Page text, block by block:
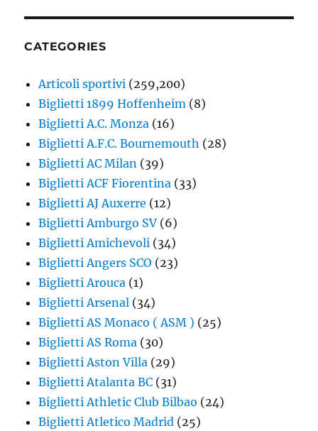
CATEGORIES
Articoli sportivi (259,200)
Biglietti 1899 Hoffenheim (8)
Biglietti A.C. Monza (16)
Biglietti A.F.C. Bournemouth (28)
Biglietti AC Milan (39)
Biglietti ACF Fiorentina (33)
Biglietti AJ Auxerre (12)
Biglietti Amburgo SV (6)
Biglietti Amichevoli (34)
Biglietti Angers SCO (23)
Biglietti Arouca (1)
Biglietti Arsenal (34)
Biglietti AS Monaco ( ASM ) (25)
Biglietti AS Roma (30)
Biglietti Aston Villa (29)
Biglietti Atalanta BC (31)
Biglietti Athletic Club Bilbao (24)
Biglietti Atletico Madrid (25)